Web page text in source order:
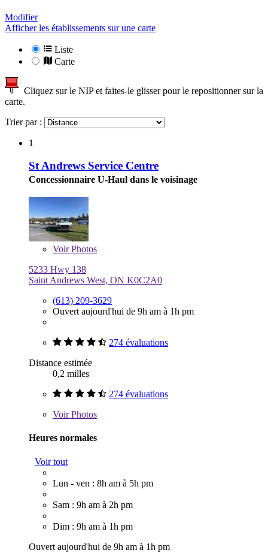
Modifier
Afficher les établissements sur une carte
Liste
Carte
Cliquez sur le NIP et faites-le glisser pour le repositionner sur la
carte.
Trier par :
1
St Andrews Service Centre
Concessionnaire U-Haul dans le voisinage
VoirPhotos
5233 Hwy 138
Saint Andrews West, ON K0C2A0
(613) 209-3629
Ouvert aujourd'hui de 9h am à 1h pm
274 évaluations
Distance estimée
0,2 milles
274 évaluations
VoirPhotos
Heures normales
Voir tout
Lun - ven : 8h am à 5h pm
Sam : 9h am à 2h pm
Dim : 9h am à 1h pm
Ouvert aujourd'hui de 9h am à 1h pm